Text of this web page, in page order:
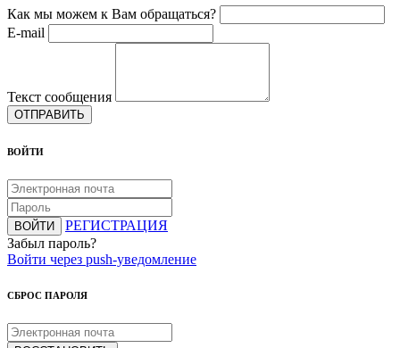
Как мы можем к Вам обращаться?
E-mail
Текст сообщения
ОТПРАВИТЬ
ВОЙТИ
ВОЙТИ
РЕГИСТРАЦИЯ
Забыл пароль?
Войти через push-уведомление
СБРОС ПАРОЛЯ